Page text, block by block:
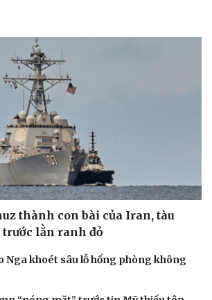
thành con bài của Iran, tàu
lằn ranh đỏ
Nga khoét sâu lỗ hổng phòng không